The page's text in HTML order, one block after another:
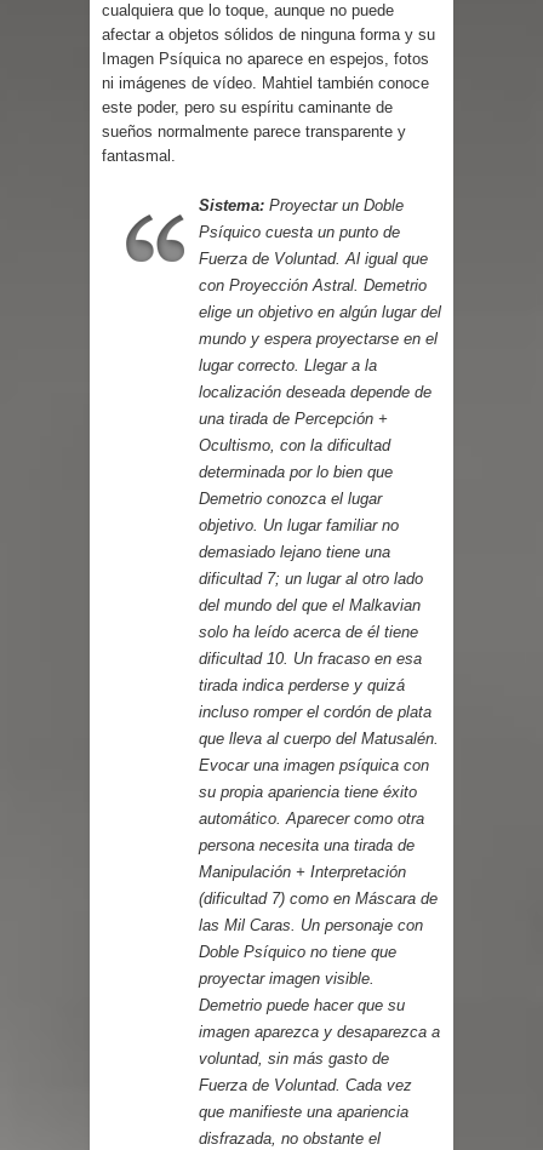
cualquiera que lo toque, aunque no puede
afectar a objetos sólidos de ninguna forma y su
Imagen Psíquica no aparece en espejos, fotos
ni imágenes de vídeo. Mahtiel también conoce
este poder, pero su espíritu caminante de
sueños normalmente parece transparente y
fantasmal.
Sistema: Proyectar un Doble
Psíquico cuesta un punto de
Fuerza de Voluntad. Al igual que
con Proyección Astral. Demetrio
elige un objetivo en algún lugar del
mundo y espera proyectarse en el
lugar correcto. Llegar a la
localización deseada depende de
una tirada de Percepción +
Ocultismo, con la dificultad
determinada por lo bien que
Demetrio conozca el lugar
objetivo. Un lugar familiar no
demasiado lejano tiene una
dificultad 7; un lugar al otro lado
del mundo del que el Malkavian
solo ha leído acerca de él tiene
dificultad 10. Un fracaso en esa
tirada indica perderse y quizá
incluso romper el cordón de plata
que lleva al cuerpo del Matusalén.
Evocar una imagen psíquica con
su propia apariencia tiene éxito
automático. Aparecer como otra
persona necesita una tirada de
Manipulación + Interpretación
(dificultad 7) como en Máscara de
las Mil Caras. Un personaje con
Doble Psíquico no tiene que
proyectar imagen visible.
Demetrio puede hacer que su
imagen aparezca y desaparezca a
voluntad, sin más gasto de
Fuerza de Voluntad. Cada vez
que manifieste una apariencia
disfrazada, no obstante el